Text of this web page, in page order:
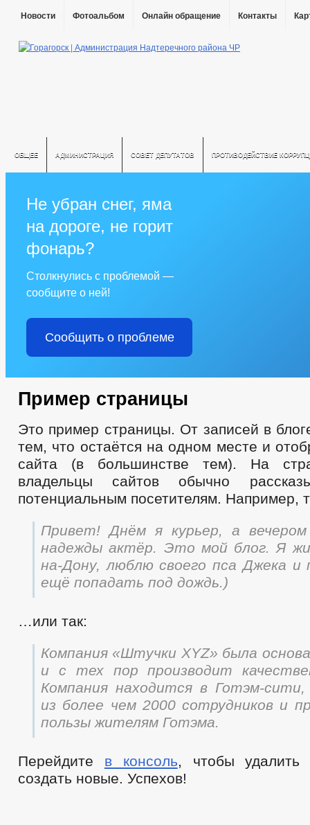
Новости Фотоальбом Онлайн обращение Контакты
ОБЩЕЕ АДМИНИСТРАЦИЯ СОВЕТ ДЕПУТАТОВ ПРОТИВОДЕЙСТВИЕ
Не убран снег, яма
на дороге, не горит
фонарь?
Столкнулись с проблемой —
сообщите о ней!
Сообщить о проблеме
Пример страницы
Это пример страницы. От записей в
тем, что остаётся на одном месте и
сайта (в большинстве тем). На
владельцы сайтов обычно
потенциальным посетителям. Например,
Привет! Днём я курьер, а
надежды актёр. Это мой блог. Я
на-Дону, люблю своего пса Джека и
ещё попадать под дождь.)
…или так:
Компания «Штучки XYZ» была
и с тех пор производит
Компания находится в Готэм-
из более чем 2000 сотрудников и
пользы жителям Готэма.
Перейдите в консоль, чтобы удалить
создать новые. Успехов!